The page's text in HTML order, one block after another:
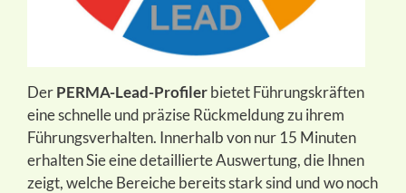
DerPERMA-Lead-Profilerbietet Führungskräften
eine schnelle und präzise Rückmeldung zu ihrem
Führungsverhalten. Innerhalb von nur 15 Minuten
erhalten Sie eine detaillierte Auswertung, die Ihnen
zeigt, welche Bereiche bereits stark sind und wo noch